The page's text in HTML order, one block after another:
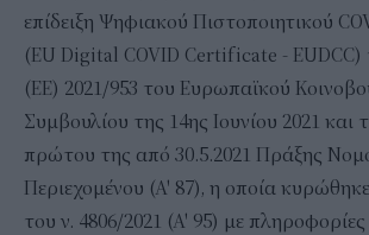
επίδειξη Ψηφιακού Πιστοποιητικού
(EU Digital COVID Certificate - EUDCC)
(ΕΕ) 2021/953 του Ευρωπαϊκού
Συμβουλίου της 14ης Ιουνίου 2021 και
πρώτου της από 30.5.2021 Πράξης
Περιεχομένου (Α' 87), η οποία
του ν. 4806/2021 (Α' 95) με